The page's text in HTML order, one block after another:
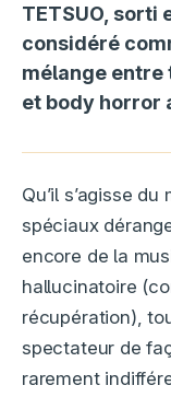
TETSUO, sorti
considéré
mélange entre
et body horror
Qu’il s’agisse
spéciaux
encore de la
hallucinatoire
récupération),
spectateur de
rarement